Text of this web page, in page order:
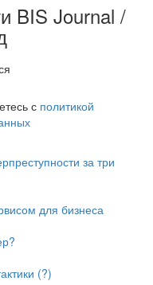
BIS Journal /
с политикой
за три
для бизнеса
(?)